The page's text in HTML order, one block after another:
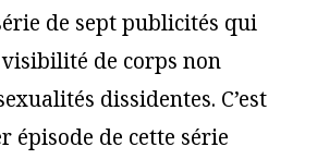
de sept publicités qui
de corps non
dissidentes. C’est
épisode de cette série